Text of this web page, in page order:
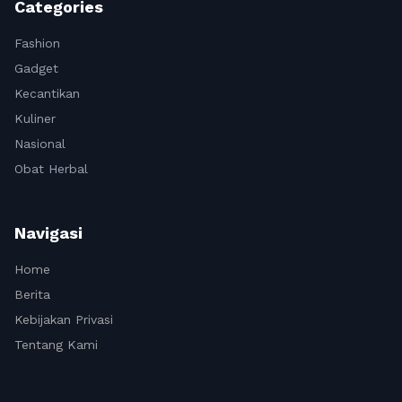
Categories
Fashion
Gadget
Kecantikan
Kuliner
Nasional
Obat Herbal
Navigasi
Home
Berita
Kebijakan Privasi
Tentang Kami